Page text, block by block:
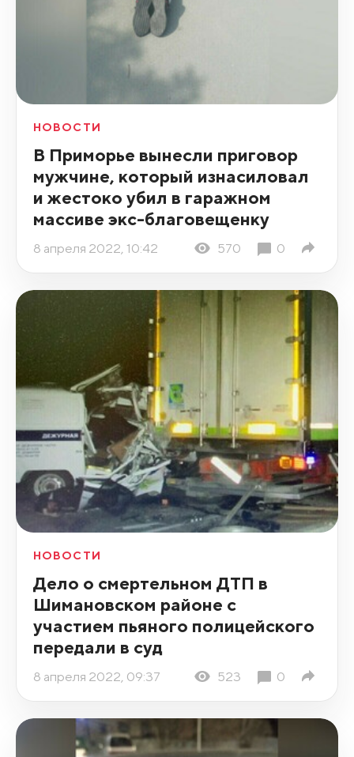
НОВОСТИ
В Приморье вынесли приговор
мужчине, который изнасиловал
и жестоко убил в гаражном
массиве экс-благовещенку
8 апреля 2022, 10:42 570 0
НОВОСТИ
Дело о смертельном ДТП в
Шимановском районе с
участием пьяного полицейского
передали в суд
8 апреля 2022, 09:37 523 0